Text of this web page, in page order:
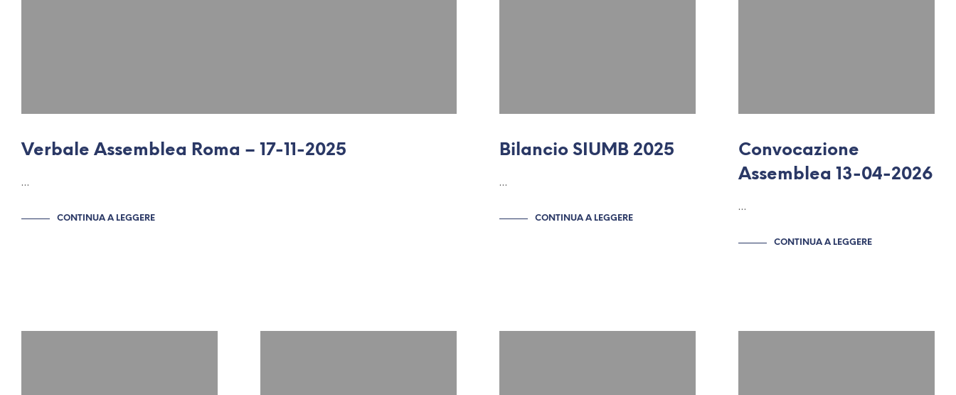
Verbale Assemblea Roma – 17-11-2025
…
CONTINUA A LEGGERE
Bilancio SIUMB 2025
…
CONTINUA A LEGGERE
Convocazione
Assemblea 13-04-2026
…
CONTINUA A LEGGERE